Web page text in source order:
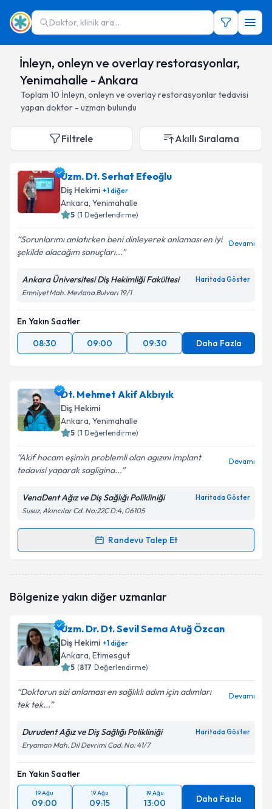
Doktor, klinik ara...
İnleyn, onleyn ve overlay restorasyonlar,
Yenimahalle - Ankara
Toplam 10 İnleyn, onleyn ve overlay restorasyonlartedavisi
yapan doktor - uzman bulundu
Filtrele Akıllı Sıralama
Uzm. Dt. Serhat Efeoğlu
Diş Hekimi +1diğer
Ankara, Yenimahalle
5 (1 Değerlendirme)
Sorunlarımı anlatırken beni dinleyerek anlaması en iyi
şekilde alacağım sonuçları...
Devamı
Ankara Üniversitesi Diş Hekimliği Fakültesi Haritada Göster
Emniyet Mah. Mevlana Bulvarı 19/1
En Yakın Saatler
08:30
09:00 09:30 Daha Fazla
Dt. Mehmet Akif Akbıyık
Diş Hekimi
Ankara, Yenimahalle
5 (1 Değerlendirme)
Akif hocam eşimin problemli olan agızını implant
tedavisi yaparak sagligina...
Devamı
VenaDent Ağız ve Diş Sağlığı Polikliniği Haritada Göster
Susuz, Akıncılar Cd. No:22C D:4, 06105
Randevu Talep Et
Randevu Takvimi Talebi
oluşturun. Size bu uzmandan randevu almanız için bir
E-posta Adresiniz
Kişisel verilerimin işlenmesine ilişkinAydınlatma
Bölgenize yakın diğer uzmanlar
Uzm. Dr. Dt. Sevil Sema Atuğ Özcan
Diş Hekimi +1diğer
Ankara, Etimesgut
5 (817 Değerlendirme)
Doktorun sizi anlaması en sağlıklı adım için adımları
tek tek...
Devamı
Durudent Ağız ve Diş Sağlığı Polikliniği Haritada Göster
Eryaman Mah. Dil Devrimi Cad. No: 41/7
En Yakın Saatler
19 Ağu
09:00
19 Ağu
09:15
19 Ağu
13:00 Daha Fazla